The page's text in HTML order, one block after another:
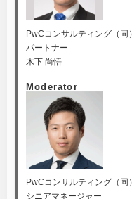
PwCコンサルティング（同）
パートナー
木下 尚悟
Moderator
PwCコンサルティング（同）
シニアマネージャー